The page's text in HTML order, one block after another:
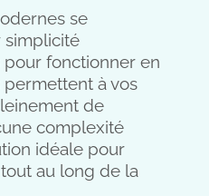
se
simplicité
pour fonctionner en
à vos
de
complexité
idéale pour
au long de la